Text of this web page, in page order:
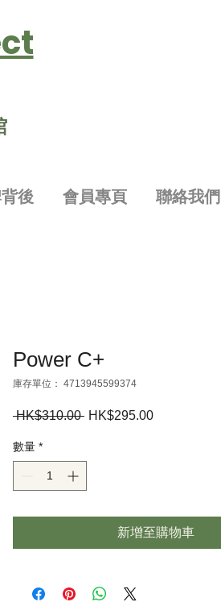
後 會員專頁 聯絡我們
Power C+
庫存單位： 4713945599374
HK$310.00 一
格
HK$295.00促
數量 *
新增至購物車